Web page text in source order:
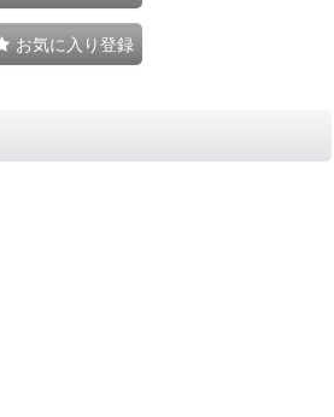
お気に入り登録